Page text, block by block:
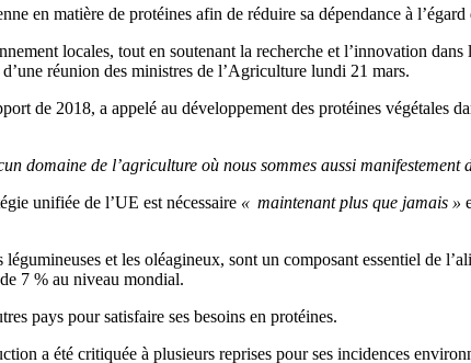
en matière de protéines afin de réduire sa dépendance à
locales, tout en soutenant la recherche et l’innovation
réunion des ministres de l’Agriculture lundi 21 mars.
de 2018, a appelé au développement des protéines végétales
domaine de l’agriculture où nous sommes aussi manifestement
unifiée de l’UE est nécessaire « maintenant plus que jamais »
et les oléagineux, sont un composant essentiel de
7 % au niveau mondial.
pays pour satisfaire ses besoins en protéines.
a été critiquée à plusieurs reprises pour ses incidences